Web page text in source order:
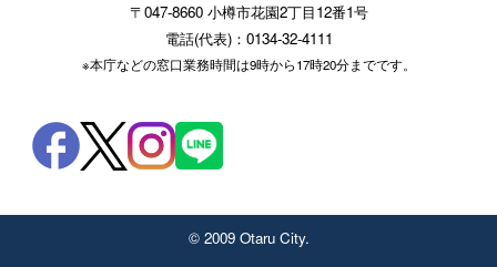
〒047-8660 小樽市花園2丁目12番1号
電話(代表)：0134-32-4111
※本庁などの窓口業務時間は9時から17時20分までです。
© 2009 Otaru City.